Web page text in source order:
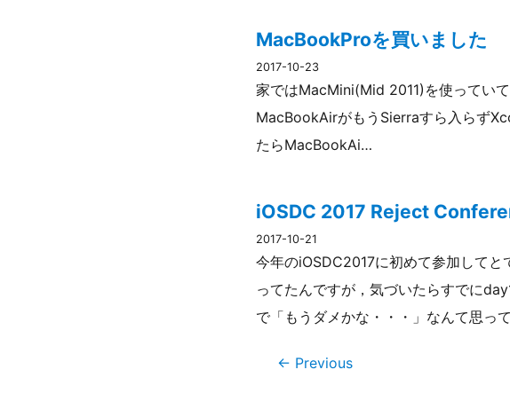
MacBookProを買いました
2017-10-23
家ではMacMini(Mid 2011)を使ってい
MacBookAirがもうSierraすら入らず
たらMacBookAi…
iOSDC 2017 Reject
2017-10-21
今年のiOSDC2017に初めて参加して
ってたんですが，気づいたらすでに
で「もうダメかな・・・」なんて思っ
← Previous